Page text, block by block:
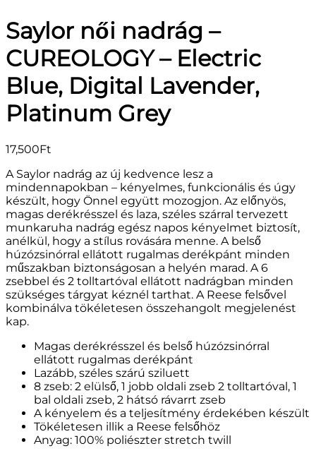
Saylor női nadrág –
CUREOLOGY – Electric
Blue, Digital Lavender,
Platinum Grey
17,500Ft
A Saylor nadrág az új kedvence lesz a
mindennapokban – kényelmes, funkcionális és úgy
készült, hogy Önnel együtt mozogjon. Az előnyös,
magas derékrésszel és laza, széles szárral tervezett
munkaruha nadrág egész napos kényelmet biztosít,
anélkül, hogy a stílus rovására menne. A belső
húzózsinórral ellátott rugalmas derékpánt minden
műszakban biztonságosan a helyén marad. A 6
zsebbel és 2 tolltartóval ellátott nadrágban minden
szükséges tárgyat kéznél tarthat. A Reese felsővel
kombinálva tökéletesen összehangolt megjelenést
kap.
Magas derékrésszel és belső húzózsinórral
ellátott rugalmas derékpánt
Lazább, széles szárú sziluett
8 zseb: 2 elülső, 1 jobb oldali zseb 2 tolltartóval, 1
bal oldali zseb, 2 hátsó rávarrt zseb
A kényelem és a teljesítmény érdekében készült
Tökéletesen illik a Reese felsőhöz
Anyag: 100% poliészter stretch twill